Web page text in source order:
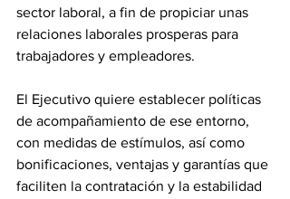
sector laboral, a fin de propiciar unas
relaciones laborales prosperas para
trabajadores y empleadores.
‎El Ejecutivo quiere establecer políticas
de acompañamiento de ese entorno,
con medidas de estímulos, así como
bonificaciones, ventajas y garantías que
faciliten la contratación y la estabilidad